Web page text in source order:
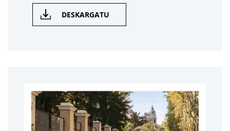
DESKARGATU